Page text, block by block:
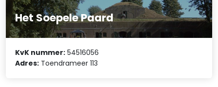
Het Soepele Paard
KvK nummer: 54516056
Adres: Toendrameer 113